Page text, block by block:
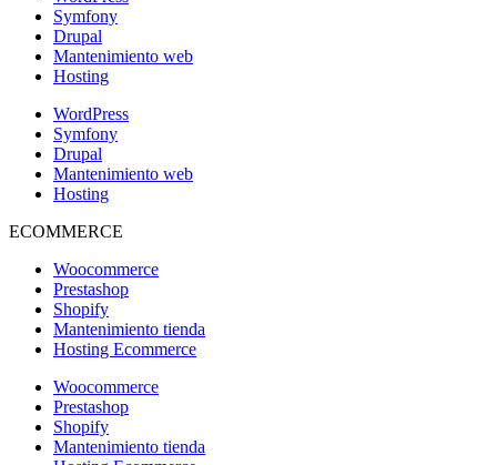
Symfony
Drupal
Mantenimiento web
Hosting
WordPress
Symfony
Drupal
Mantenimiento web
Hosting
ECOMMERCE
Woocommerce
Prestashop
Shopify
Mantenimiento tienda
Hosting Ecommerce
Woocommerce
Prestashop
Shopify
Mantenimiento tienda